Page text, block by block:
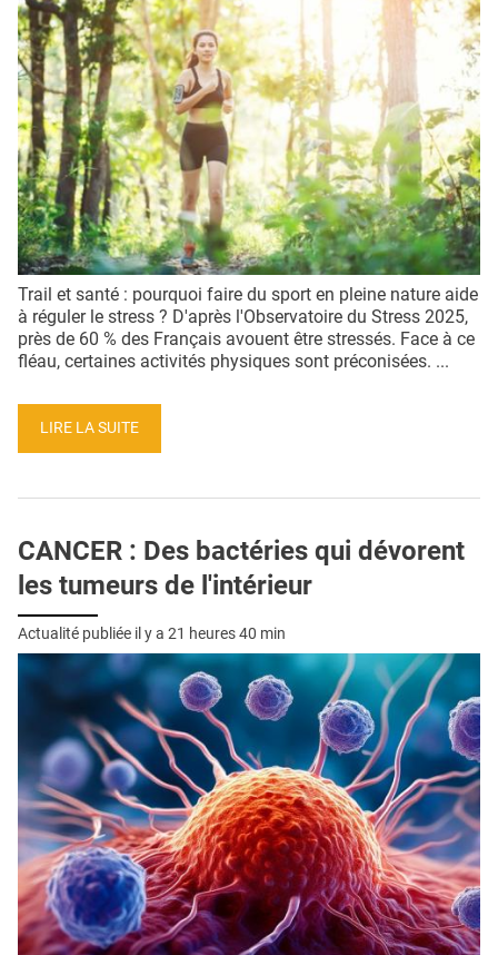
L'APP
QUI SOMMES-NOUS ?
PUBLICITÉ
CONDITIONS GÉNÉRALES
CONTACT
CRÉDITS
Trail et santé : pourquoi faire du sport en pleine nature aide
à réguler le stress ? D'après l'Observatoire du Stress 2025,
près de 60 % des Français avouent être stressés. Face à ce
fléau, certaines activités physiques sont préconisées. ...
LIRE LA SUITE
CANCER : Des bactéries qui dévorent
les tumeurs de l'intérieur
Actualité publiée il y a 21 heures 40 min